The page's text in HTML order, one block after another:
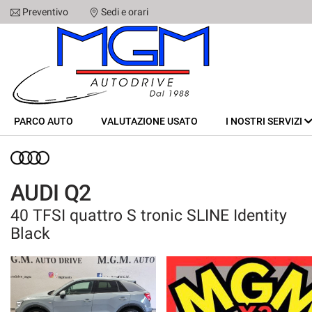
PARCO AUTO
VALUTAZIONE USATO
CHI SIAMO
SEDI
STAFF
CONTATTI
Preventivo Sedi e orari
PARCO AUTO VALUTAZIONE USATO I NOSTRI SERVIZI
AUDI Q2
40 TFSI quattro S tronic SLINE Identity
Black
Le
consenso
seguente
pannello
ti
consente
esprimere
tue
preferenze
consenso
alle
tecnologie
di